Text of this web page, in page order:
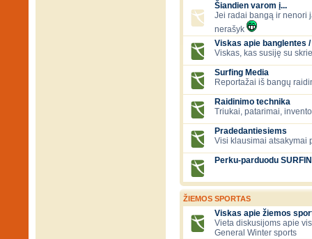
Šiandien varom į...
Jei radai bangą ir nenori
nerašyk
Viskas apie banglentes
Viskas, kas susiję su
Surfing Media
Reportažai iš bangų
Raidinimo technika
Triukai, patarimai,
Pradedantiesiems
Visi klausimai atsakymai
Perku-parduodu
ŽIEMOS SPORTAS
Viskas apie žiemos
Vieta diskusijoms apie
General Winter sports